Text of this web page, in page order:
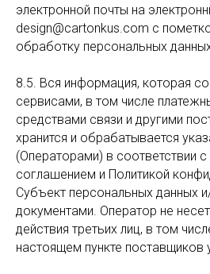
электронной почты на
design@cartonkus.com с
обработку персональных
8.5. Вся информация, которая
сервисами, в том числе
средствами связи и другими
хранится и обрабатывается
(Операторами) в соответствии
соглашением и Политикой
Субъект персональных данных
документами. Оператор не
действия третьих лиц, в том
настоящем пункте поставщиков